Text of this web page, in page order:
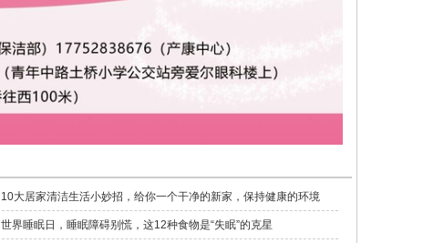
10大居家清洁生活小妙招，给你一个干净的新家，保持健康的环境
世界睡眠日，睡眠障碍别慌，这12种食物是“失眠”的克星